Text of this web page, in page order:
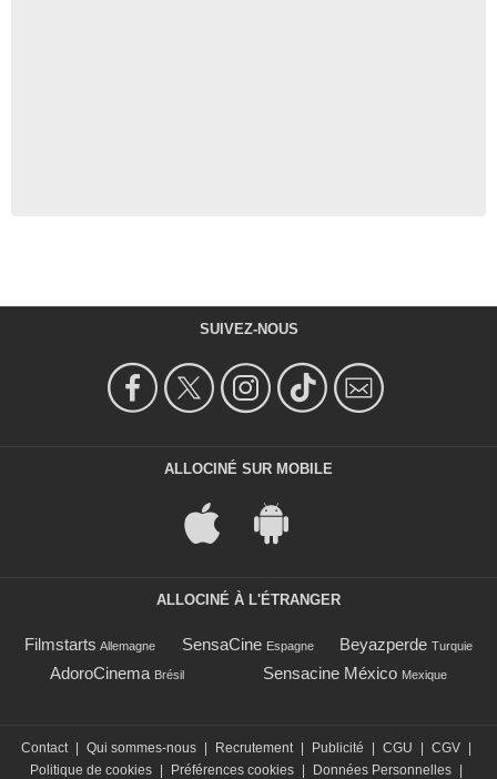
SUIVEZ-NOUS
ALLOCINÉ SUR MOBILE
ALLOCINÉ À L'ÉTRANGER
Filmstarts Allemagne SensaCine Espagne Beyazperde Turquie
AdoroCinema Brésil Sensacine México Mexique
Contact Qui sommes-nous Recrutement Publicité CGU CGV
Politique de cookies
Préférences cookies Données Personnelles